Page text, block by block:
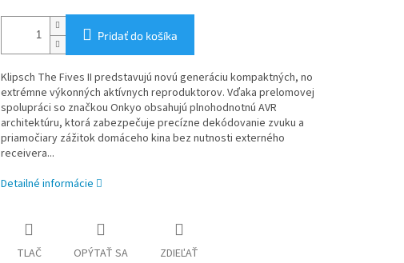
Pridať do košíka
Klipsch The Fives II predstavujú novú generáciu kompaktných, no
extrémne výkonných aktívnych reproduktorov. Vďaka prelomovej
spolupráci so značkou Onkyo obsahujú plnohodnotnú AVR
architektúru, ktorá zabezpečuje precízne dekódovanie zvuku a
priamočiary zážitok domáceho kina bez nutnosti externého
receivera...
Detailné informácie
TLAČ OPÝTAŤ SA ZDIEĽAŤ